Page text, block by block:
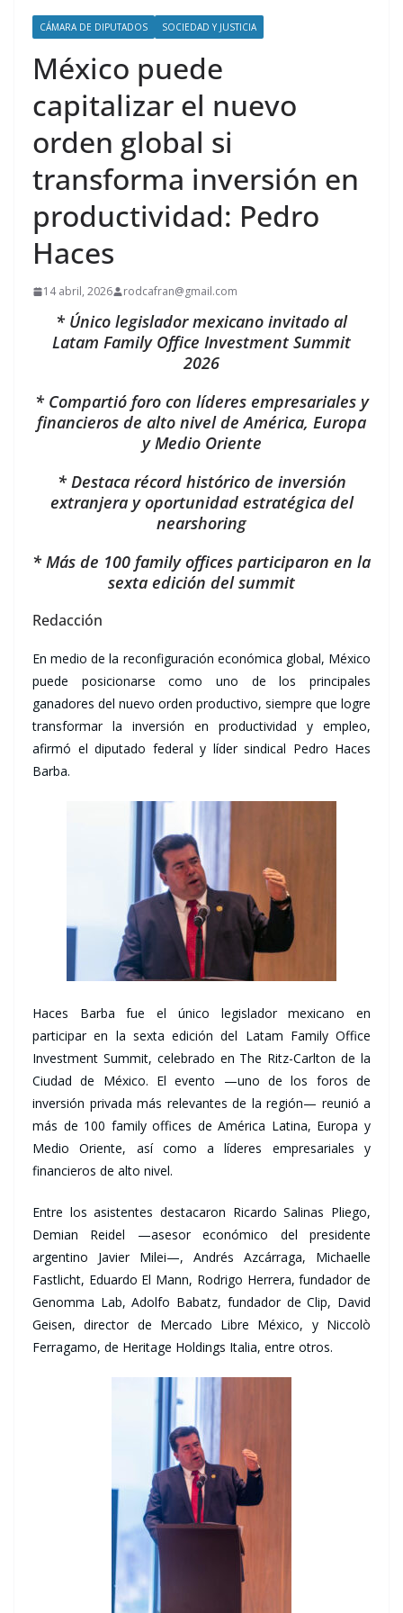
CÁMARA DE DIPUTADOS SOCIEDAD Y JUSTICIA
México puede
capitalizar el nuevo
orden global si
transforma inversión en
productividad: Pedro
Haces
14 abril, 2026 rodcafran@gmail.com
* Único legislador mexicano invitado al
Latam Family Office Investment Summit
2026
* Compartió foro con líderes empresariales y
financieros de alto nivel de América, Europa
y Medio Oriente
* Destaca récord histórico de inversión
extranjera y oportunidad estratégica del
nearshoring
* Más de 100 family offices participaron en la
sexta edición del summit
Redacción
En medio de la reconfiguración económica global, México
puede posicionarse como uno de los principales
ganadores del nuevo orden productivo, siempre que logre
transformar la inversión en productividad y empleo,
afirmó el diputado federal y líder sindical Pedro Haces
Barba.
Haces Barba fue el único legislador mexicano en
participar en la sexta edición del Latam Family Office
Investment Summit, celebrado en The Ritz-Carlton de la
Ciudad de México. El evento —uno de los foros de
inversión privada más relevantes de la región— reunió a
más de 100 family offices de América Latina, Europa y
Medio Oriente, así como a líderes empresariales y
financieros de alto nivel.
Entre los asistentes destacaron Ricardo Salinas Pliego,
Demian Reidel —asesor económico del presidente
argentino Javier Milei—, Andrés Azcárraga, Michaelle
Fastlicht, Eduardo El Mann, Rodrigo Herrera, fundador de
Genomma Lab, Adolfo Babatz, fundador de Clip, David
Geisen, director de Mercado Libre México, y Niccolò
Ferragamo, de Heritage Holdings Italia, entre otros.